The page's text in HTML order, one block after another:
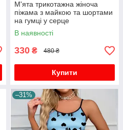
М'ята трикотажна жіноча
піжама з майкою та шортами
на гумці у серце
В наявності
330 ₴ 480 ₴
Купити
–31%